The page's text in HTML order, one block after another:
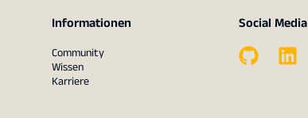
Informationen
Community
Wissen
Karriere
Social Media